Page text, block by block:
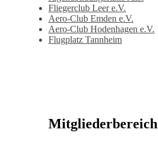
Fliegerclub Leer e.V.
Aero-Club Emden e.V.
Aero-Club Hodenhagen e.V.
Flugplatz Tannheim
Mitgliederbereich